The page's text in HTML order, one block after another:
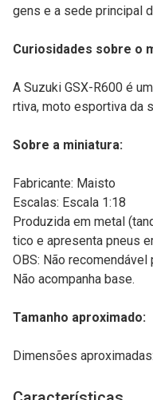
gens e a sede principal
Curiosidades sobre o
A Suzuki GSX-R600 é
rtiva, moto esportiva da
Sobre a miniatura:
Fabricante: Maisto
Escalas: Escala 1:18
Produzida em metal
tico e apresenta pneus
OBS: Não
Não acompanha base.
Tamanho aproximado:
Dimensões